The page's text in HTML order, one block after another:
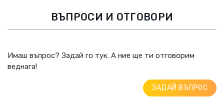
ВЪПРОСИ И ОТГОВОРИ
Имаш въпрос? Задай го тук. А ние ще ти отговорим
веднага!
ЗАДАЙ ВЪПРОС